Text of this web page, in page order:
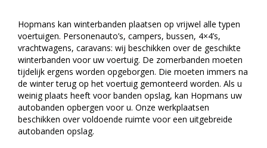
Hopmans kan winterbanden plaatsen op vrijwel alle typen
voertuigen. Personenauto’s, campers, bussen, 4×4’s,
vrachtwagens, caravans: wij beschikken over de geschikte
winterbanden voor uw voertuig. De zomerbanden moeten
tijdelijk ergens worden opgeborgen. Die moeten immers na
de winter terug op het voertuig gemonteerd worden. Als u
weinig plaats heeft voor banden opslag, kan Hopmans uw
autobanden opbergen voor u. Onze werkplaatsen
beschikken over voldoende ruimte voor een uitgebreide
autobanden opslag.